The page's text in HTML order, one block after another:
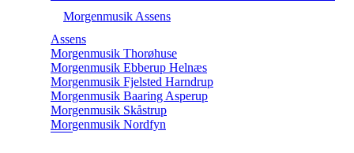
Morgenmusik Assens
Assens
Morgenmusik Thorøhuse
Morgenmusik Ebberup Helnæs
Morgenmusik Fjelsted Harndrup
Morgenmusik Baaring Asperup
Morgenmusik Skåstrup
Morgenmusik Nordfyn